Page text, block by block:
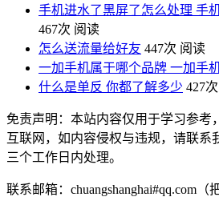
手机进水了黑屏了怎么处理 手
467次 阅读
怎么送流量给好友 447次 阅读
一加手机属于哪个品牌 一加手
什么是单反 你都了解多少 427
免责声明：本站内容仅用于学习参考
互联网，如内容侵权与违规，请联系
三个工作日内处理。
联系邮箱：chuangshanghai#qq.com（